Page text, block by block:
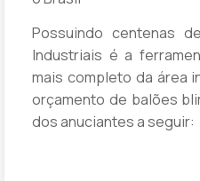
Possuindo centenas
Industriais é a
mais completo da área
orçamento de balões
dos anuciantes a seguir: